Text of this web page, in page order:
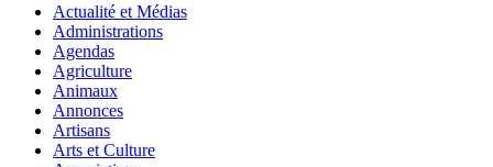
Actualité et Médias
Administrations
Agendas
Agriculture
Animaux
Annonces
Artisans
Arts et Culture